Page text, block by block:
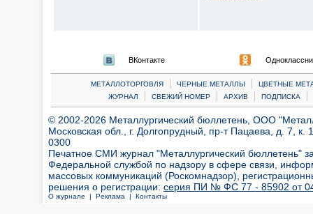
ВКонтакте
МЕТАЛЛОТОРГОВЛЯ | ЧЕРНЫЕ МЕТАЛЛЫ |
ЦВЕТНЫЕ
ЖУРНАЛ
| СВЕЖИЙ НОМЕР | АРХИВ | ПОДПИСКА |
© 2002-2026 Металлургический бюллетень, ООО
Московская обл., г. Долгопрудный, пр-т Пацаева, д. 7,
0300
Печатное СМИ журнал "Металлургический бюллетень"
Федеральной службой по надзору в сфере связи,
массовых коммуникаций (Роскомнадзор),
решения о регистрации: серия ПИ № ФС 77 - 85902 от 04
О журнале | Реклама | Контакты